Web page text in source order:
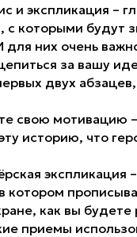
и экспликация –
с которыми будут
для них очень
за вашу
двух
свою мотивацию
историю, что
экспликация
котором
как вы будете
приемы